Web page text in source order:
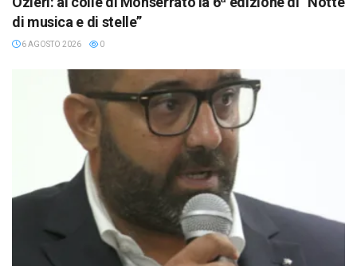
di musica e di stelle”
6 AGOSTO 2026 0